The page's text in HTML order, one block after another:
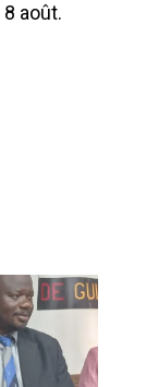
août.